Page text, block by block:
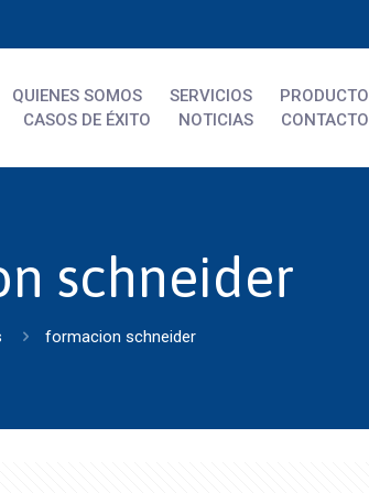
QUIENES SOMOS SERVICIOS
PRODUCTO
CASOS DE ÉXITO
NOTICIAS CONTACTO
schneider
formacion schneider